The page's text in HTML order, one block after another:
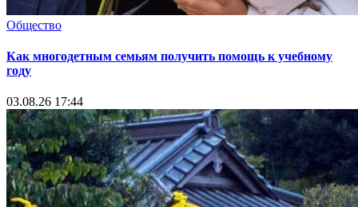
Общество
Как многодетным семьям получить помощь к учебному
году
03.08.26 17:44